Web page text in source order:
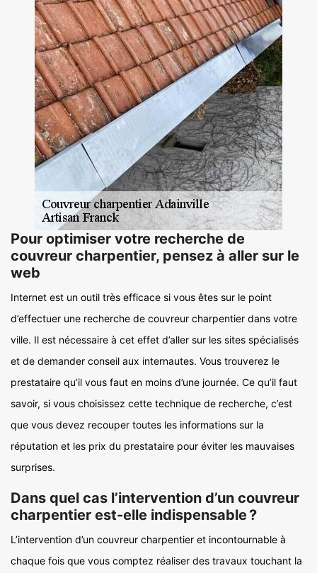
Pour optimiser votre recherche de
couvreur charpentier, pensez à aller sur le
web
Internet est un outil très efficace si vous êtes sur le point
d’effectuer une recherche de couvreur charpentier dans votre
ville. Il est nécessaire à cet effet d’aller sur les sites spécialisés
et de demander conseil aux internautes. Vous trouverez le
prestataire qu’il vous faut en moins d’une journée. Ce qu’il faut
savoir, si vous choisissez cette technique de recherche, c’est
que vous devez recouper toutes les informations sur la
réputation et les prix du prestataire pour éviter les mauvaises
surprises.
Dans quel cas l’intervention d’un couvreur
charpentier est-elle indispensable ?
L’intervention d’un couvreur charpentier et incontournable à
chaque fois que vous comptez réaliser des travaux touchant la